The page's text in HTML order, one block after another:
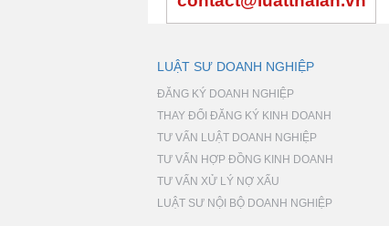
LUẬT SƯ DOANH NGHIỆP
ĐĂNG KÝ DOANH NGHIỆP
THAY ĐỔI ĐĂNG KÝ KINH DOANH
TƯ VẤN LUẬT DOANH NGHIỆP
TƯ VẤN HỢP ĐỒNG KINH DOANH
TƯ VẤN XỬ LÝ NỢ XẤU
LUẬT SƯ NỘI BỘ DOANH NGHIỆP